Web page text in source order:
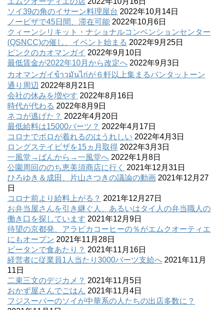
ソイ39の角のイサーン料理屋台 2022年10月14日
ノービザで45日間、滞在可能 2022年10月6日
クィーンシリキット・ナショナルコンベンションセンター
(QSNCC)の催し、イベント始まる 2022年9月25日
ピンクのカオマンガイ 2022年9月10日
最低賃金が2022年10月から改定へ 2022年9月3日
カオマンガイข้าวมันไก่が６軒以上集まるバンタットーン
通り周辺 2022年8月21日
会社の休みを増やす 2022年8月16日
時代が代わる 2022年8月9日
ネコが逃げた？ 2022年4月20日
最低給料は15000バーツ？ 2022年4月17日
コロナでポロが着れるのはうれしい 2022年4月3日
ロングステイビザを15ヵ月取得 2022年3月3日
一風堂→ばんから→一風堂へ 2022年1月8日
公園周回ののち恵美須商店に行く
2021年12月31日
ひろゆき＆成田、片山さつきの議論の動画 2021年12月27
日
コロナ前より給料上がる？ 2021年12月27日
お弁当屋さんを引き継ぐ人、あるいはタイ人の弁当職人の
働き口を探しています 2021年12月9日
待望の京都発、アラビカコーヒーの％がエムクオーティエ
にもオープン 2021年11月28日
ピータンで食あたり？ 2021年11月16日
経営者に従業員1人当たり3000バーツ支給へ 2021年11月
11日
二束三文のデジカメ？ 2021年11月5日
おかず屋さんでごはん 2021年11月4日
フジスーパーのソイが中華系の人たちの出店多数に？